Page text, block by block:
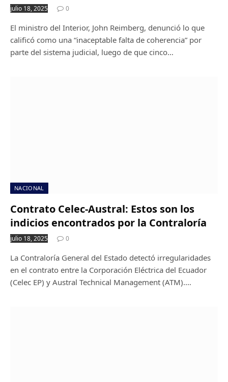
julio 18, 2025 0
El ministro del Interior, John Reimberg, denunció lo que
calificó como una “inaceptable falta de coherencia” por
parte del sistema judicial, luego de que cinco…
NACIONAL
Contrato Celec-Austral: Estos son los
indicios encontrados por la Contraloría
julio 18, 2025 0
La Contraloría General del Estado detectó irregularidades
en el contrato entre la Corporación Eléctrica del Ecuador
(Celec EP) y Austral Technical Management (ATM).…